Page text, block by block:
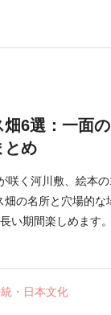
畑6選：一面
とめ
咲く河川敷、絵本の
畑の名所と穴場的
い期間楽しめます。
・日本文化